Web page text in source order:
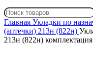
Главная Укладки по
(аптечки) 213н (822н)
213н (822н)